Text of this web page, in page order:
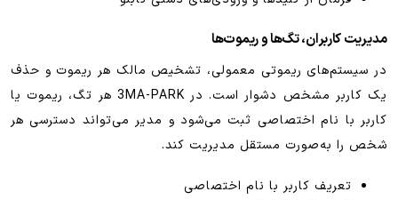
مدیریت کاربران، تگ‌ها و ریموت‌ها
در سیستم‌های ریموتی معمولی، تشخیص مالک هر ریموت و حذف
یک کاربر مشخص دشوار است. در 3MA-PARK هر تگ، ریموت یا
کاربر با نام اختصاصی ثبت می‌شود و مدیر می‌تواند دسترسی هر
شخص را به‌صورت مستقل مدیریت کند.
تعریف کاربر با نام اختصاصی